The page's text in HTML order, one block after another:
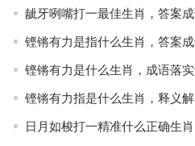
龇牙咧嘴打一最佳生肖，答案
铿锵有力是指什么生肖，答案
铿锵有力是什么生肖，成语落
铿锵有力指是什么生肖，释义
日月如梭打一精准什么正确生